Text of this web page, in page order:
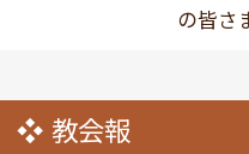
の皆さ
教会報